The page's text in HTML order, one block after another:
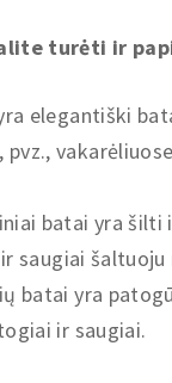
turėti ir
elegantiški
batai yra šilti
saugiai
batai yra
ir saugiai.